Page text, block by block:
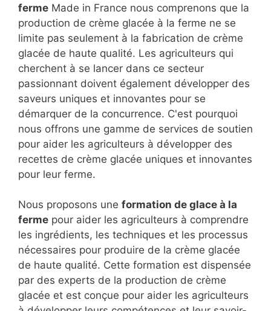
ferme Made in France nous comprenons que la
production de crème glacée à la ferme ne se
limite pas seulement à la fabrication de crème
glacée de haute qualité. Les agriculteurs qui
cherchent à se lancer dans ce secteur
passionnant doivent également développer des
saveurs uniques et innovantes pour se
démarquer de la concurrence. C'est pourquoi
nous offrons une gamme de services de soutien
pour aider les agriculteurs à développer des
recettes de crème glacée uniques et innovantes
pour leur ferme.
Nous proposons une formation de glace à la
ferme pour aider les agriculteurs à comprendre
les ingrédients, les techniques et les processus
nécessaires pour produire de la crème glacée
de haute qualité. Cette formation est dispensée
par des experts de la production de crème
glacée et est conçue pour aider les agriculteurs